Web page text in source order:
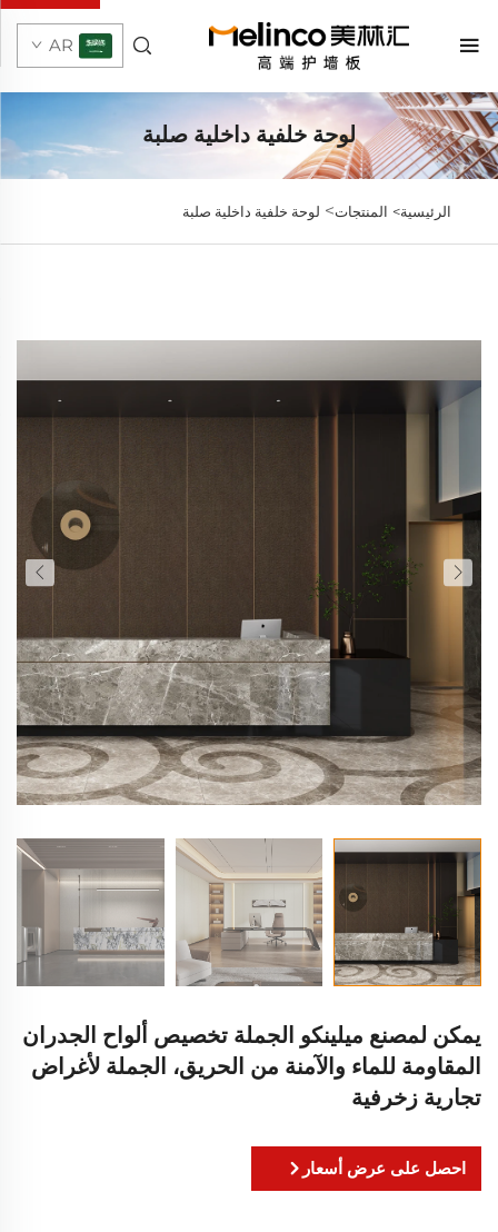
AR
لوحة خلفية داخلية صلبة
الرئيسية> المنتجات> لوحة خلفية داخلية صلبة
يمكن لمصنع ميلينكو الجملة تخصيص ألواح الجدران
المقاومة للماء والآمنة من الحريق، الجملة لأغراض
تجارية زخرفية
احصل على عرض أسعار